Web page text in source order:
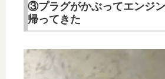
③プラグがかぶってエンジ
帰ってきた